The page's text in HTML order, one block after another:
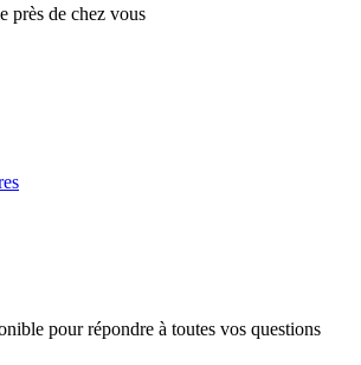
près de chez vous
pour répondre à toutes vos questions